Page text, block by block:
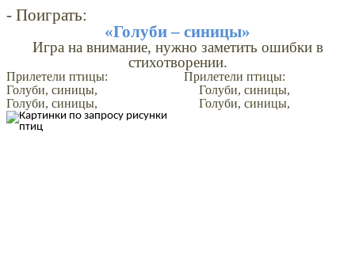
- Поиграть:
«Голуби – синицы»
Игра на внимание, нужно заметить ошибки в
стихотворении.
Прилетели птицы: Прилетели птицы:
Голуби, синицы, Голуби, синицы,
Голуби, синицы, Голуби, синицы,